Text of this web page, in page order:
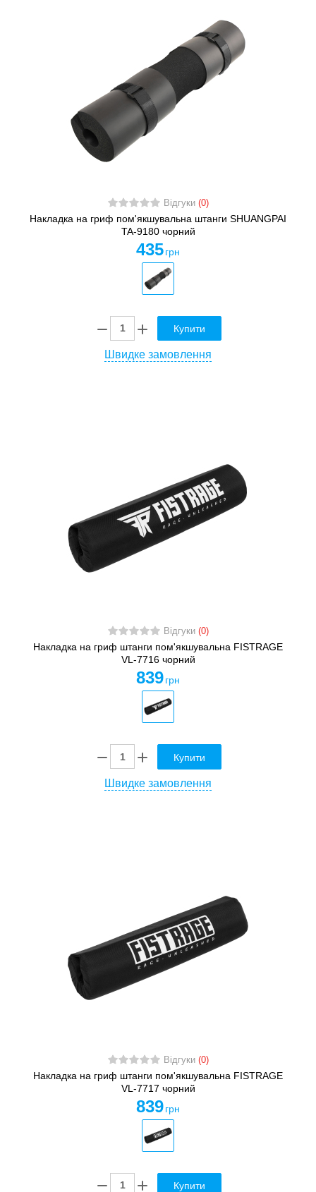
Відгуки (0)
Накладка на гриф пом'якшувальна штанги SHUANGPAI
TA-9180 чорний
435 грн
Купити
Швидке замовлення
Відгуки (0)
Накладка на гриф штанги пом'якшувальна FISTRAGE
VL-7716 чорний
839 грн
Купити
Швидке замовлення
Відгуки (0)
Накладка на гриф штанги пом'якшувальна FISTRAGE
VL-7717 чорний
839 грн
Купити